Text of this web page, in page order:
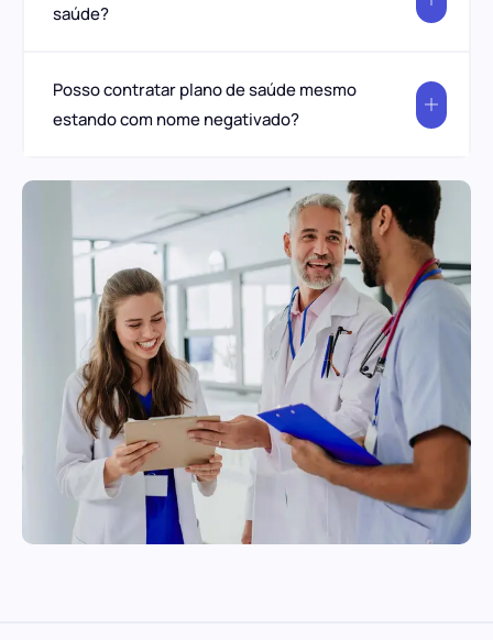
saúde?
Posso contratar plano de saúde mesmo
estando com nome negativado?